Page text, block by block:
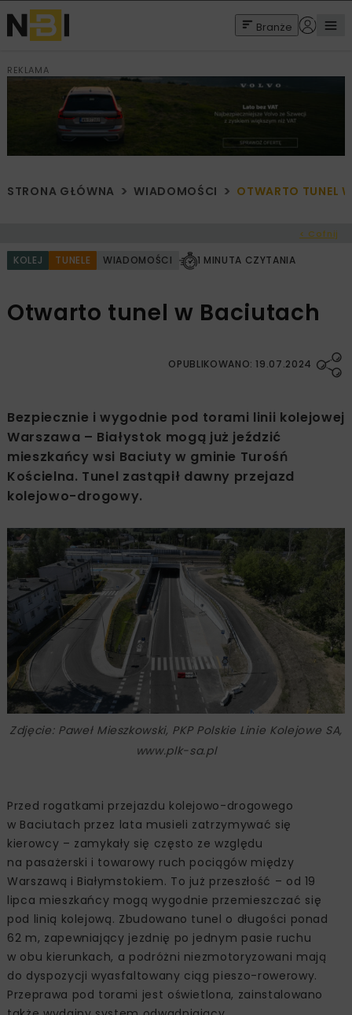
Branże
REKLAMA
STRONA GŁÓWNA WIADOMOŚCI OTWARTO TUNEL
< Cofnij
KOLEJ TUNELE WIADOMOŚCI 1 MINUTA CZYTANIA
Otwarto tunel w Baciutach
OPUBLIKOWANO: 19.07.2024
Bezpiecznie i wygodnie pod torami linii kolejowej
Warszawa – Białystok mogą już jeździć
mieszkańcy wsi Baciuty w gminie Turośń
Kościelna. Tunel zastąpił dawny przejazd
kolejowo-drogowy.
Zdjęcie: Paweł Mieszkowski, PKP Polskie Linie Kolejowe SA,
www.plk-sa.pl
Przed rogatkami przejazdu kolejowo-drogowego
w Baciutach przez lata musieli zatrzymywać się
kierowcy – zamykały się często ze względu
na pasażerski i towarowy ruch pociągów między
Warszawą i Białymstokiem. To już przeszłość – od 19
lipca mieszkańcy mogą wygodnie przemieszczać się
pod linią kolejową. Zbudowano tunel o długości ponad
62 m, zapewniający jezdnię po jednym pasie ruchu
w obu kierunkach, a podróżni niezmotoryzowani mają
do dyspozycji wyasfaltowany ciąg pieszo-rowerowy.
Przeprawa pod torami jest oświetlona, zainstalowano